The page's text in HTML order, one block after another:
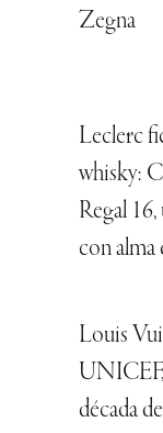
Zegna
Leclerc
whisky:
Regal
con
Louis
década de